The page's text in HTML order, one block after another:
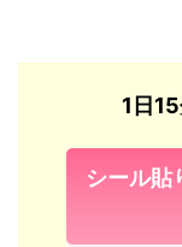
1日
シール貼